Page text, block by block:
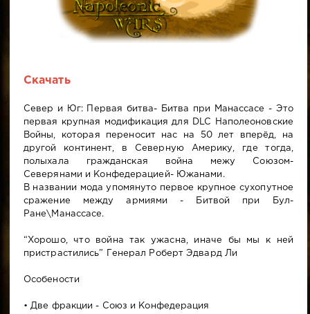
Скачать
Север и Юг: Первая битва- Битва при Манассасе - Это
первая крупная модификация для DLC Наполеоновские
Войны, которая переносит нас на 50 лет вперёд, на
другой континент, в Северную Америку, где тогда,
полыхала гражданская война межу Союзом-
Северянами и Конфедерацией- Южанами.
В названии мода упомянуто первое крупное сухопутное
сражение между армиями - Битвой при Бул-
Ране\Манассасе.
“Хорошо, что война так ужасна, иначе бы мы к ней
пристрастились” Генерал Роберт Эдвард Ли
Особености
• Две фракции - Союз и Конфедерация